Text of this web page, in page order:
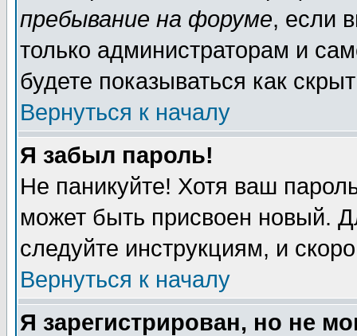
пребывание на форуме, если
только администраторам и
будете показываться как
Вернуться к началу
Я забыл пароль!
Не паникуйте! Хотя ваш
может быть присвоен новый.
следуйте инструкциям, и
Вернуться к началу
Я зарегистрирован, но не